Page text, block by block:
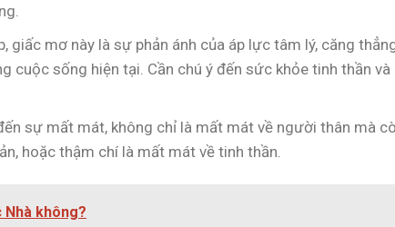
giấc mơ này là sự phản ánh của áp lực tâm lý, căng
cuộc sống hiện tại. Cần chú ý đến sức khỏe tinh thần và
sự mất mát, không chỉ là mất mát về người thân mà
hoặc thậm chí là mất mát về tinh thần.
Nhà không?